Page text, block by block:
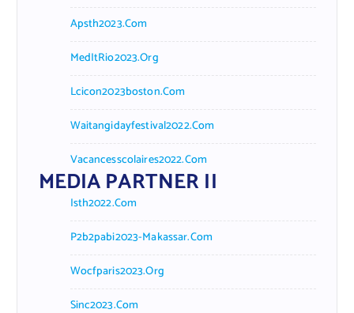
Apsth2023.com
MedItRio2023.org
Lcicon2023boston.com
Waitangidayfestival2022.com
Vacancesscolaires2022.com
MEDIA PARTNER II
Isth2022.com
P2b2pabi2023-Makassar.com
Wocfparis2023.org
Sinc2023.com